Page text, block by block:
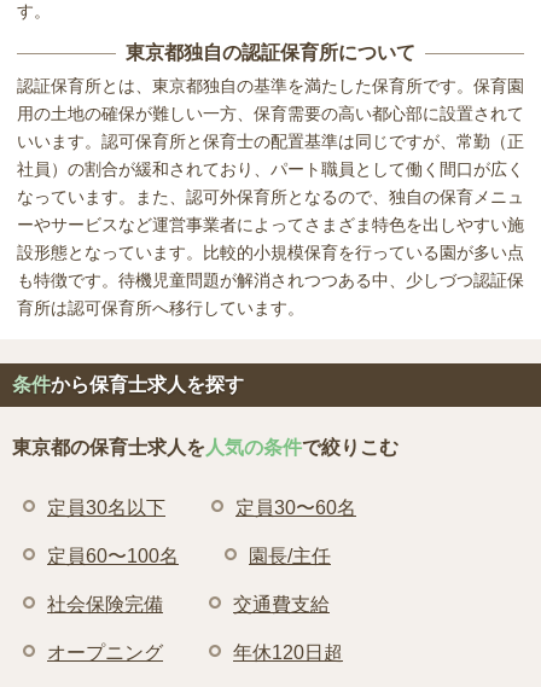
す。
東京都独自の認証保育所について
認証保育所とは、東京都独自の基準を満たした保育所です。保育園
用の土地の確保が難しい一方、保育需要の高い都心部に設置されて
いいます。認可保育所と保育士の配置基準は同じですが、常勤（正
社員）の割合が緩和されており、パート職員として働く間口が広く
なっています。また、認可外保育所となるので、独自の保育メニュ
ーやサービスなど運営事業者によってさまざま特色を出しやすい施
設形態となっています。比較的小規模保育を行っている園が多い点
も特徴です。待機児童問題が解消されつつある中、少しづつ認証保
育所は認可保育所へ移行しています。
条件から保育士求人を探す
東京都の保育士求人を 人気の条件で絞りこむ
定員30名以下 定員30〜60名
定員60〜100名 園長/主任
社会保険完備 交通費支給
オープニング 年休120日超